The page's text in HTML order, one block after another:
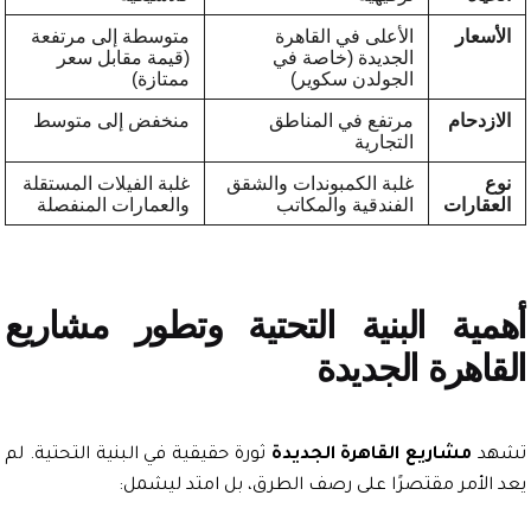
الأعلى في القاهرة
الجديدة (خاصة في
الجولدن سكوير)
متوسطة إلى مرتفعة
(قيمة مقابل سعر
ممتازة)
مرتفع في المناطق
التجارية
منخفض إلى متوسط
غلبة الكمبوندات والشقق
الفندقية والمكاتب
غلبة الفيلات المستقلة
والعمارات المنفصلة
البنية التحتية وتطور مشاريع
الجديدة
مشاريع القاهرة الجديدةثورة حقيقية في البنية التحتية. لم
مقتصرًا على رصف الطرق، بل امتد ليشمل: